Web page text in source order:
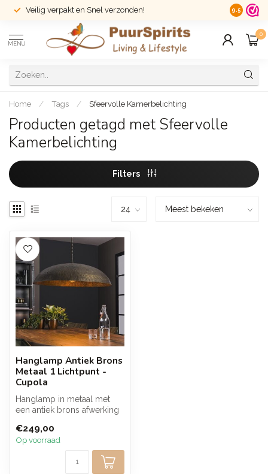
Veilig verpakt en Snel verzonden! 14 dagen
9.5
MENU
0
Home / Tags / Sfeervolle Kamerbelichting
Producten getagd met Sfeervolle
Kamerbelichting
Filters
Hanglamp Antiek Brons
Metaal 1 Lichtpunt -
Cupola
Hanglamp in metaal met
een antiek brons afwerking
licht...
€249,00
Op voorraad